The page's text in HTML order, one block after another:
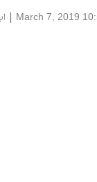
March 7, 2019
|